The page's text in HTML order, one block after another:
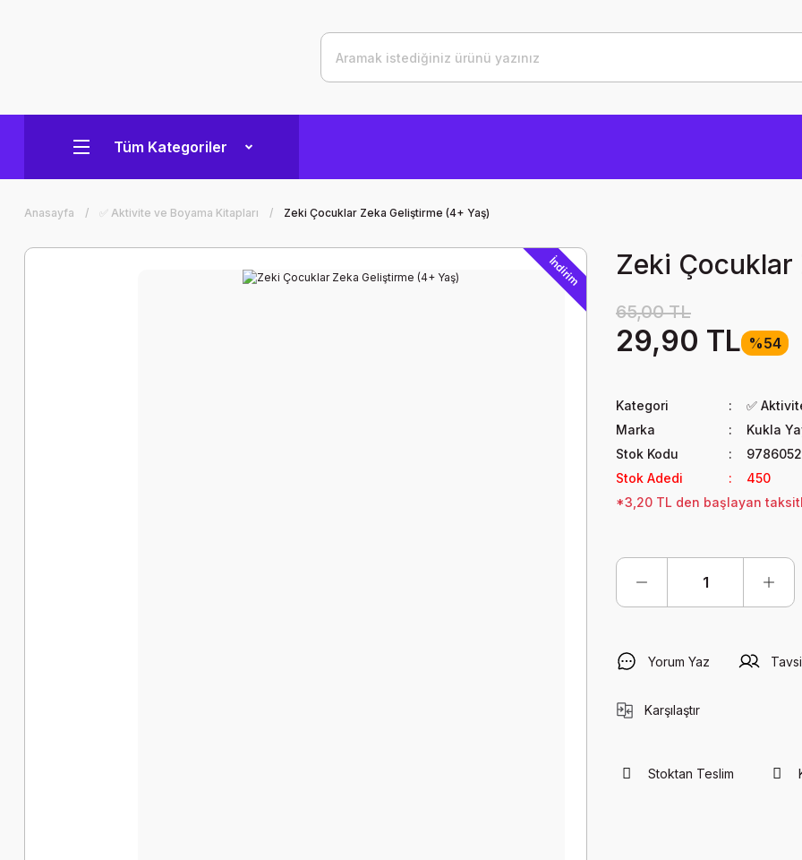
Tüm Kategoriler
Anasayfa ✅ Aktivite ve Boyama Kitapları Zeki Çocuklar Zeka Geliştirme (4+ Yaş)
İndirim Zeki Çocuklar
65,00 TL
29,90 TL %54
Kategori
✅
Marka
Kukla
Stok Kodu
Stok Adedi
450
*3,20 TL den başlayan
Yorum Yaz
Karşılaştır
Stoktan Teslim